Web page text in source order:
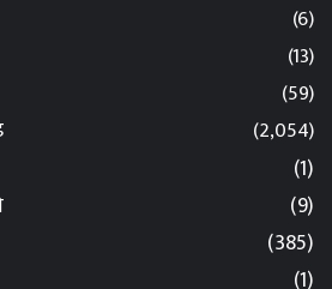
(6)
(13)
(59)
(2,054)
(1)
(9)
(385)
(1)